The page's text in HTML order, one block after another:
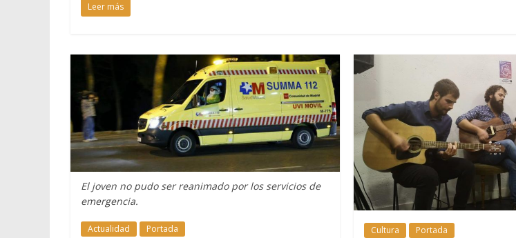
Leer más
El joven no pudo ser reanimado por los servicios de
emergencia.
Actualidad Portada Cultura Portada